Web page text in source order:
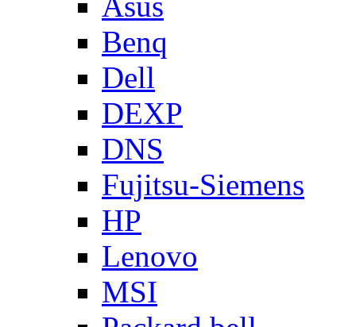
Benq
Dell
DEXP
DNS
Fujitsu-Siemens
HP
Lenovo
MSI